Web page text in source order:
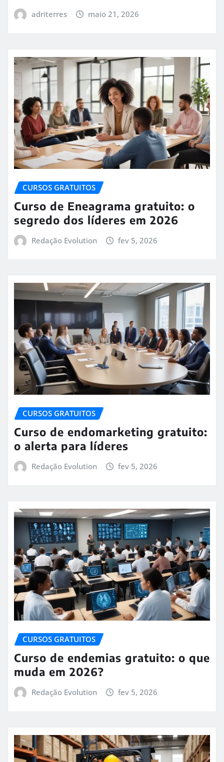
adriterres maio 21, 2026
CURSOS GRATUITOS
Curso de Eneagrama gratuito: o
segredo dos líderes em 2026
Redação Evolution fev 5, 2026
CURSOS GRATUITOS
Curso de endomarketing gratuito:
o alerta para líderes
Redação Evolution fev 5, 2026
CURSOS GRATUITOS
Curso de endemias gratuito: o que
muda em 2026?
Redação Evolution fev 5, 2026